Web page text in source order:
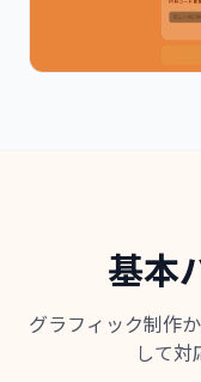
基本
グラフィック制作
して対